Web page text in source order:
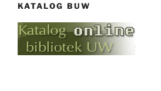
KATALOG BUW